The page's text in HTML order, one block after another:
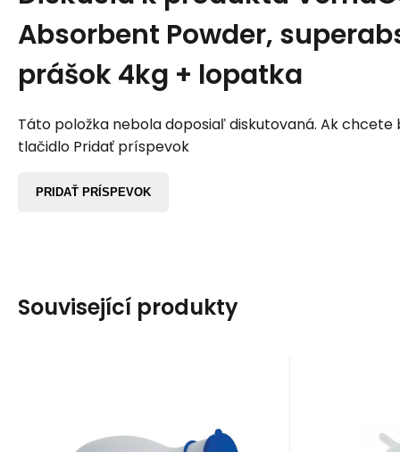
Absorbent Powder,
prášok 4kg + lopatka
Táto položka nebola doposiaľ diskutovaná. Ak chcete
tlačidlo Pridať príspevok
PRIDAŤ PRÍSPEVOK
Související produkty
samcov (bažant)
biela fľaša, modrý LDPE
Podnos